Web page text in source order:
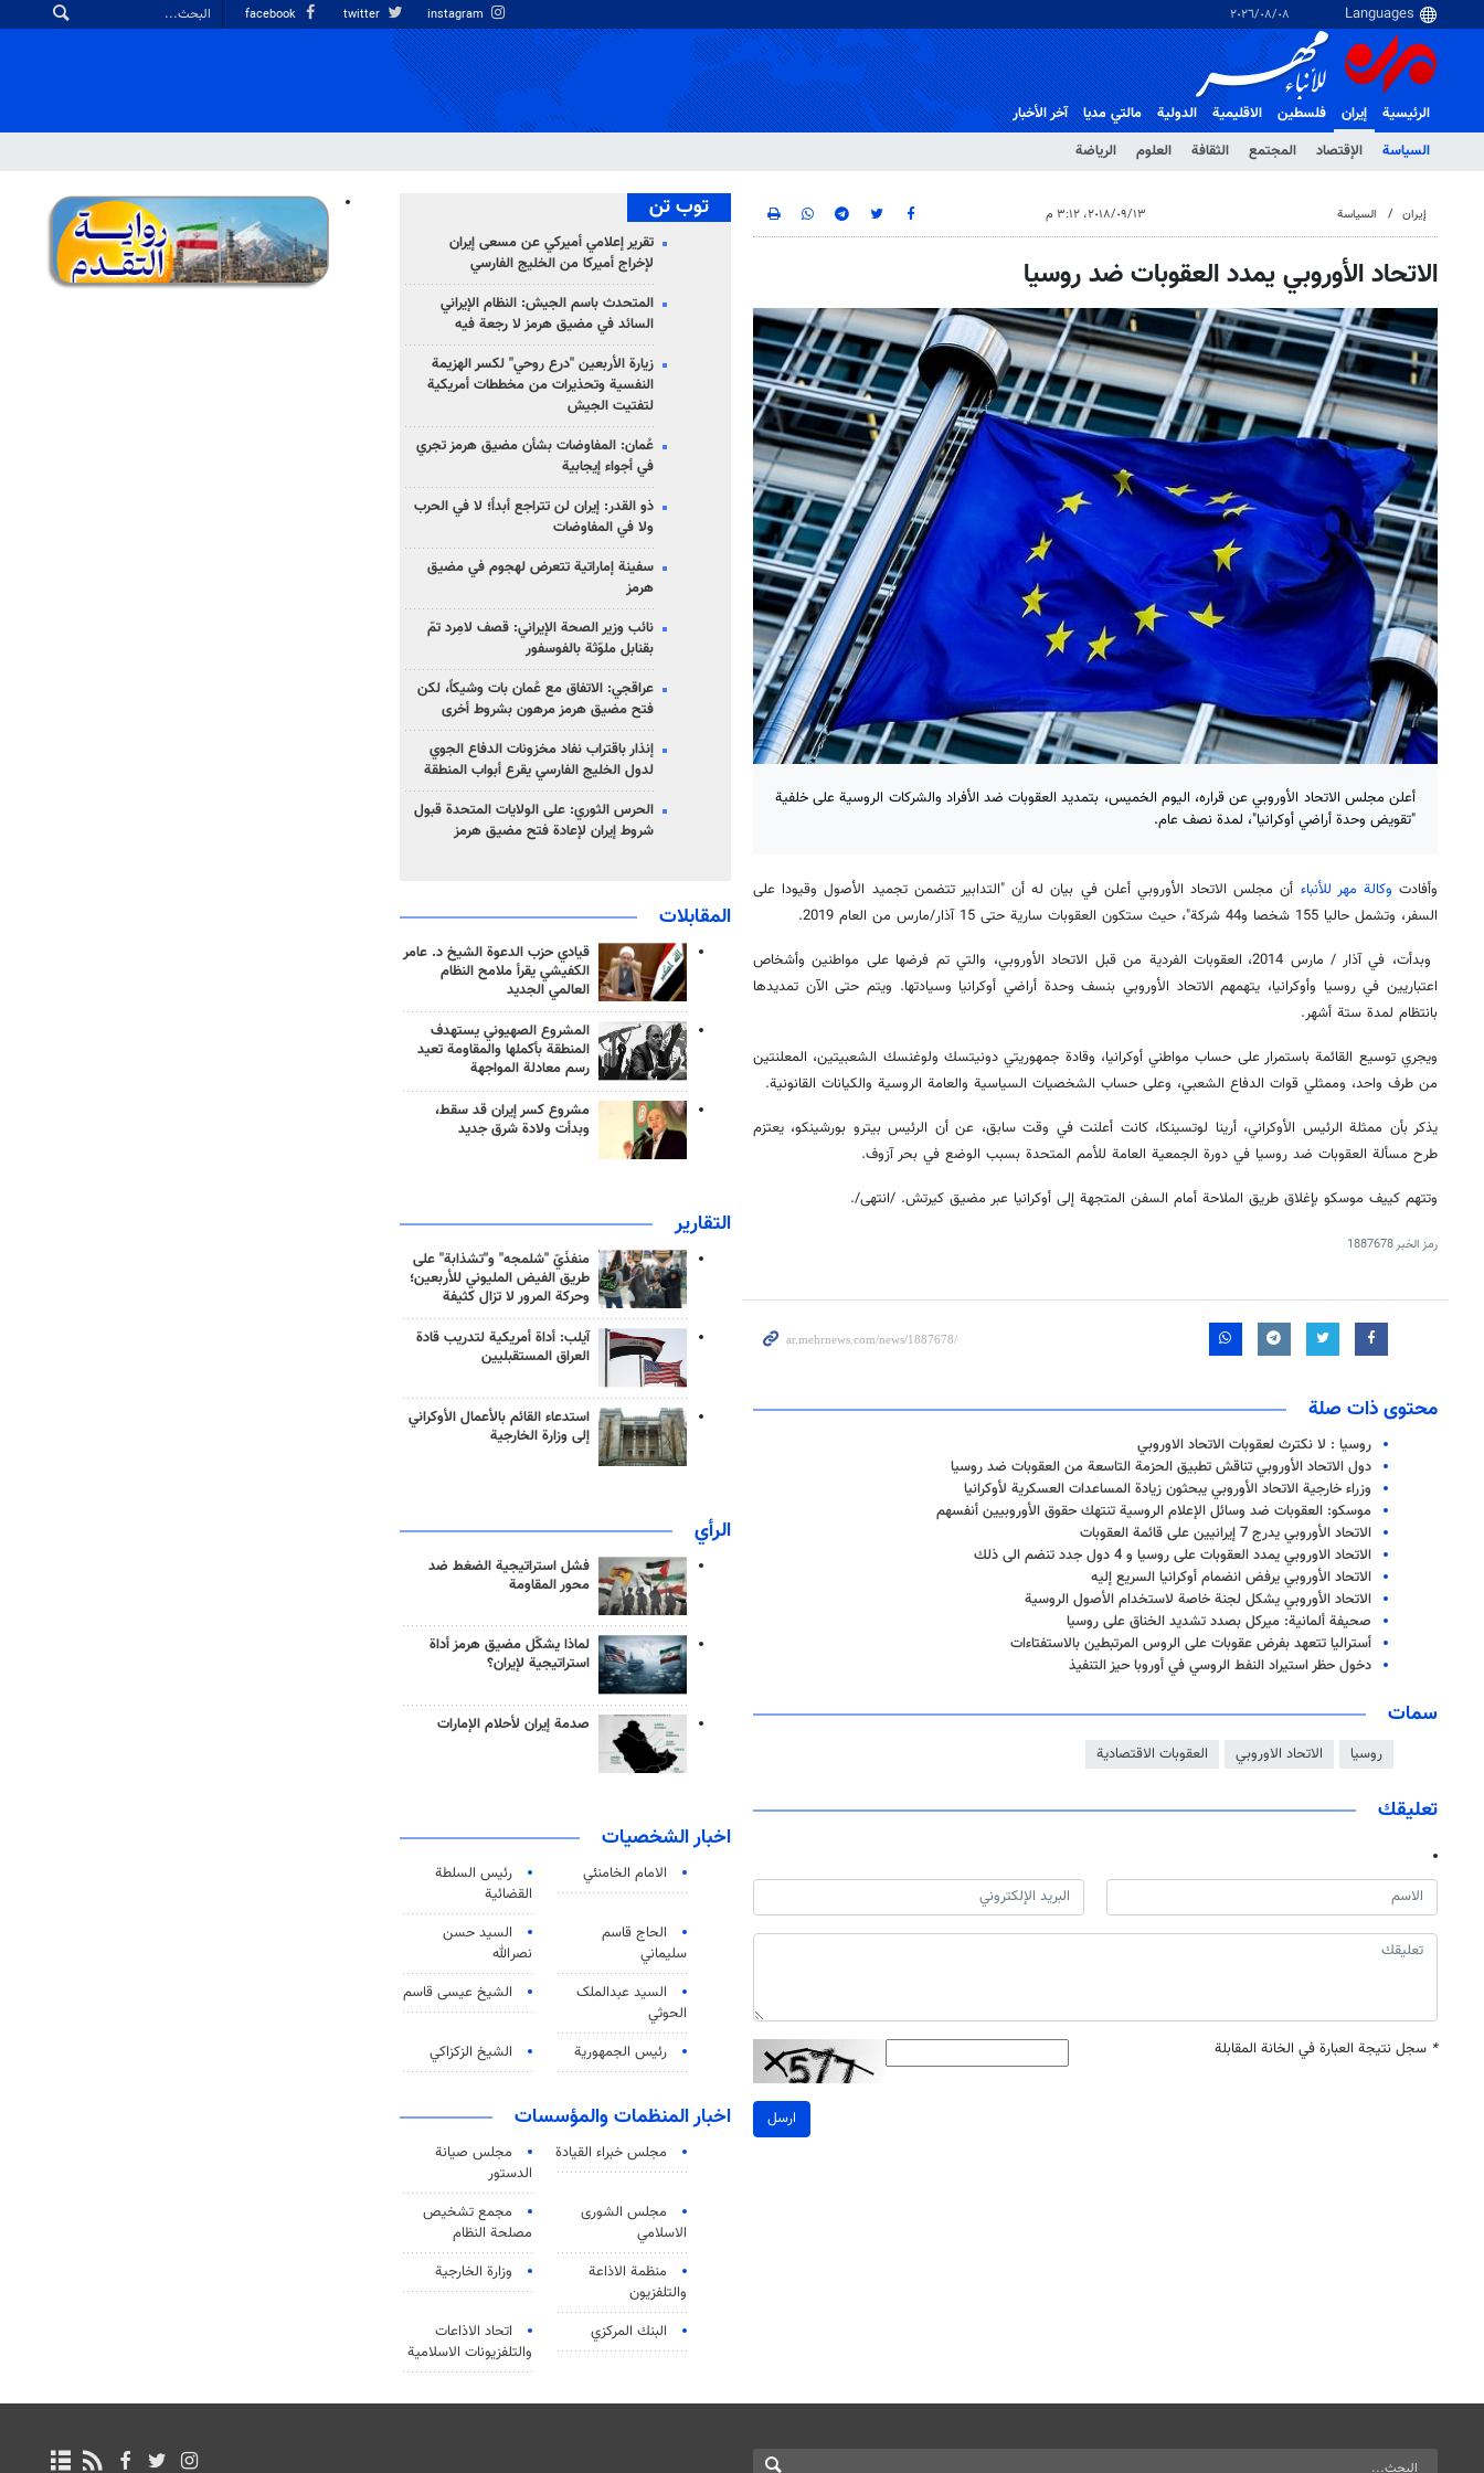
٠٨‏/٠٨‏/٢٠٢٦
الرئيسية
إيران
السياسة
الإقتصاد المجتمع الثقافة العلوم الرياضة
فلسطین الاقلیمیة الدولية مالتي مدیا آخر الأخبار
إيران السياسة ١٣‏/٠٩‏/٢٠١٨، ٣:١٢ م
الاتحاد الأوروبي يمدد العقوبات ضد روسيا
أعلن مجلس الاتحاد الأوروبي عن قراره، اليوم الخميس، بتمديد العقوبات ضد الأفراد والشركات الروسية على خلفية
"تقويض وحدة أراضي أوكرانيا"، لمدة نصف عام.
وأفادت وكالة مهر للأنباء أن مجلس الاتحاد الأوروبي أعلن في بيان له أن "التدابير تتضمن تجميد الأصول وقيودا على
السفر، وتشمل حاليا 155 شخصا و44 شركة"، حيث ستكون العقوبات سارية حتى 15 آذار/مارس من العام 2019.
وبدأت، في آذار / مارس 2014، العقوبات الفردية من قبل الاتحاد الأوروبي، والتي تم فرضها على مواطنين وأشخاص
اعتباريين في روسيا وأوكرانيا، يتهمهم الاتحاد الأوروبي بنسف وحدة أراضي أوكرانيا وسيادتها. ويتم حتى الآن تمديدها
بانتظام لمدة ستة أشهر.
ويجري توسيع القائمة باستمرار على حساب مواطني أوكرانيا، وقادة جمهوريتي دونيتسك ولوغنسك الشعبيتين، المعلنتين
من طرف واحد، وممثلي قوات الدفاع الشعبي، وعلى حساب الشخصيات السياسية والعامة الروسية والكيانات القانونية.
يذكر بأن ممثلة الرئيس الأوكراني، أرينا لوتسينكا، كانت أعلنت في وقت سابق، عن أن الرئيس بيترو بورشينكو، يعتزم
طرح مسألة العقوبات ضد روسيا في دورة الجمعية العامة للأمم المتحدة بسبب الوضع في بحر آزوف.
وتتهم كييف موسكو بإغلاق طريق الملاحة أمام السفن المتجهة إلى أوكرانيا عبر مضيق كيرتش. /انتهى/.
رمز الخبر1887678
محتوى ذات صلة
روسيا : لا نكترث لعقوبات الاتحاد الاوروبي
دول الاتحاد الأوروبي تناقش تطبيق الحزمة التاسعة من العقوبات ضد روسيا
وزراء خارجية الاتحاد الأوروبي يبحثون زيادة المساعدات العسكرية لأوكرانيا
موسكو: العقوبات ضد وسائل الإعلام الروسية تنتهك حقوق الأوروبيين أنفسهم
الاتحاد الأوروبي يدرج 7 إيرانيين على قائمة العقوبات
الاتحاد الاوروبي يمدد العقوبات على روسيا و 4 دول جدد تنضم الى ذلك
الاتحاد الأوروبي يرفض انضمام أوكرانيا السريع إليه
الاتحاد الأوروبي يشكل لجنة خاصة لاستخدام الأصول الروسية
صحيفة ألمانية: ميركل بصدد تشديد الخناق على روسيا
أستراليا تتعهد بفرض عقوبات على الروس المرتبطين بالاستفتاءات
دخول حظر استيراد النفط الروسي في أوروبا حيز التنفيذ
سمات
روسيا الاتحاد الاوروبي العقوبات الاقتصادية
تعليقك
* سجل نتيجة العبارة في الخانة المقابلة
ارسل
توب تن
تقرير إعلامي أميركي عن مسعى إيران
لإخراج أميركا من الخليج الفارسي
المتحدث باسم الجيش: النظام الإيراني
السائد في مضيق هرمز لا رجعة فيه
زيارة الأربعين "درع روحي" لكسر الهزيمة
النفسية وتحذيرات من مخططات أمريكية
لتفتيت الجيش
عُمان: المفاوضات بشأن مضيق هرمز تجري
في أجواء إيجابية
ذو القدر: إيران لن تتراجع أبداً؛ لا في الحرب
ولا في المفاوضات
سفينة إماراتية تتعرض لهجوم في مضيق
هرمز
نائب وزير الصحة الإيراني: قصف لامِرد تمّ
بقنابل ملوّثة بالفوسفور
عراقجي: الاتفاق مع عُمان بات وشيكاً، لكن
فتح مضيق هرمز مرهون بشروط أخرى
إنذار باقتراب نفاد مخزونات الدفاع الجوي
لدول الخليج الفارسي يقرع أبواب المنطقة
الحرس الثوري: على الولايات المتحدة قبول
شروط إيران لإعادة فتح مضيق هرمز
المقابلات
قيادي حزب الدعوة الشيخ د. عامر
الكفيشي يقرأ ملامح النظام
العالمي الجديد
المشروع الصهيوني يستهدف
المنطقة بأكملها والمقاومة تعيد
رسم معادلة المواجهة
مشروع كسر إيران قد سقط،
وبدأت ولادة شرق جديد
التقارير
منفذَيّ "شلمجه" و"تشذابة" على
طريق الفيض المليوني للأربعين؛
وحركة المرور لا تزال كثيفة
آيلب: أداة أمريكية لتدريب قادة
العراق المستقبليين
استدعاء القائم بالأعمال الأوكراني
إلى وزارة الخارجية
الرأي
فشل استراتيجية الضغط ضد
محور المقاومة
لماذا يشكّل مضيق هرمز أداة
استراتيجية لإيران؟
صدمة إيران لأحلام الإمارات
اخبار الشخصيات
الامام الخامنئي
رئیس السلطة
القضائیة
الحاج قاسم
سليماني
السيد حسن
نصرالله
السید عبدالملک
الحوثي
الشيخ عيسى قاسم
رئيس الجمهورية الشيخ الزكزاكي
اخبار المنظمات والمؤسسات
مجلس خبراء القيادة
مجلس صيانة
الدستور
مجلس الشورى
الاسلامي
مجمع تشخيص
مصلحة النظام
منظمة الاذاعة
والتلفزیون
وزارة الخارجية
البنك المركزي
اتحاد الاذاعات
والتلفزيونات الاسلامية